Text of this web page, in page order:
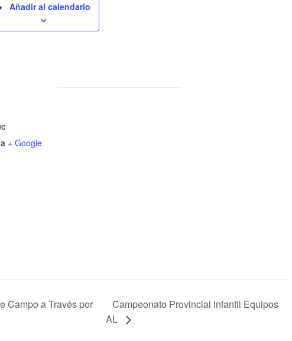
Añadir al calendario
+ Google
Campo a Través por
Campeonato Provincial Infantil Equipos
AL